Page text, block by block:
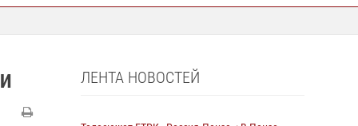
ЛЕНТА НОВОСТЕЙ